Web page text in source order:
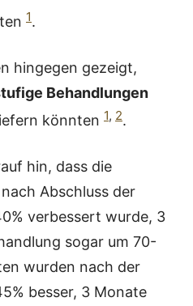
1.
hingegen gezeigt,
Behandlungen
könnten 1, 2.
hin, dass die
Abschluss der
verbessert wurde, 3
sogar um 70-
wurden nach der
besser, 3 Monate